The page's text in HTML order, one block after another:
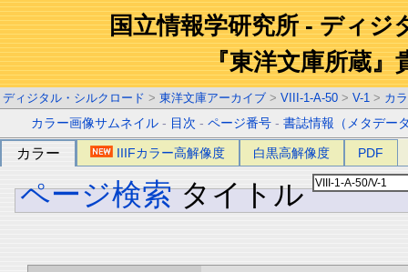
国立情報学研究所 - ディジ
『東洋文庫所蔵』
ディジタル・シルクロード > 東洋文庫アーカイブ > VIII-1-A-50 > V-1 > カ
カラー画像サムネイル - 目次 -ページ番号 -書誌情報（メタデー
カラー IIIFカラー高解像度 白黒高解像度 PDF
ページ検索 タイトル